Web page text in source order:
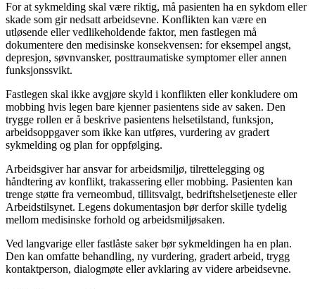
For at sykmelding skal være riktig, må pasienten ha en sykdom eller
skade som gir nedsatt arbeidsevne. Konflikten kan være en
utløsende eller vedlikeholdende faktor, men fastlegen må
dokumentere den medisinske konsekvensen: for eksempel angst,
depresjon, søvnvansker, posttraumatiske symptomer eller annen
funksjonssvikt.
Fastlegen skal ikke avgjøre skyld i konflikten eller konkludere om
mobbing hvis legen bare kjenner pasientens side av saken. Den
trygge rollen er å beskrive pasientens helsetilstand, funksjon,
arbeidsoppgaver som ikke kan utføres, vurdering av gradert
sykmelding og plan for oppfølging.
Arbeidsgiver har ansvar for arbeidsmiljø, tilrettelegging og
håndtering av konflikt, trakassering eller mobbing. Pasienten kan
trenge støtte fra verneombud, tillitsvalgt, bedriftshelsetjeneste eller
Arbeidstilsynet. Legens dokumentasjon bør derfor skille tydelig
mellom medisinske forhold og arbeidsmiljøsaken.
Ved langvarige eller fastlåste saker bør sykmeldingen ha en plan.
Den kan omfatte behandling, ny vurdering, gradert arbeid, trygg
kontaktperson, dialogmøte eller avklaring av videre arbeidsevne.